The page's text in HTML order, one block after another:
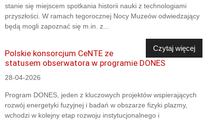
stanie się miejscem spotkania historii nauki z technologiami
przyszłości. W ramach tegorocznej Nocy Muzeów odwiedzający
będą mogli zapoznać się m.in. z...
Czytaj więcej
Polskie konsorcjum CeNTE ze
statusem obserwatora w programie DONES
28-04-2026
Program DONES, jeden z kluczowych projektów wspierających
rozwój energetyki fuzyjnej i badań w obszarze fizyki plazmy,
wchodzi w kolejny etap rozwoju instytucjonalnego i